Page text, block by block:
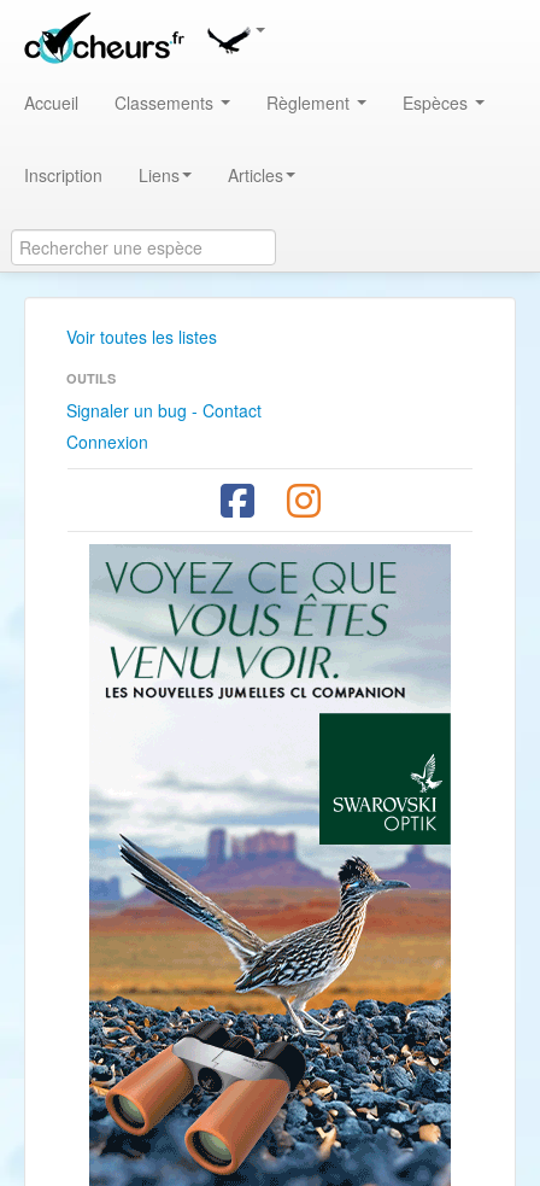
Accueil Classements Règlement Espèces
Inscription Liens Articles
Voir toutes les listes
OUTILS
Signaler un bug - Contact
Connexion